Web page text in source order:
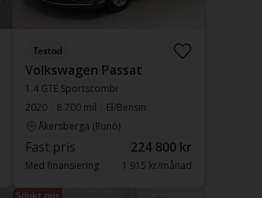
Testad
Volkswagen Passat
1.4 GTE Sportscombi
2020
8 700 mil
El/Bensin
Åkersberga (Runö)
Fast pris 224 800 kr
Med finansiering 1 915 kr/månad
Sänkt pris